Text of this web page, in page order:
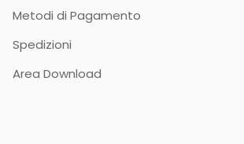
Metodi di Pagamento
Spedizioni
Area Download